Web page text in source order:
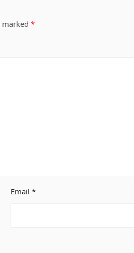
marked*
Email *